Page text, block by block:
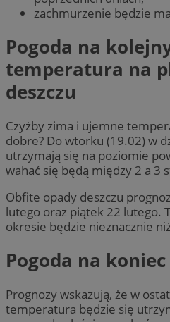
zachmurzenie będzie
Pogoda na
temperatura na
deszczu
Czyżby zima i ujemne
dobre? Do wtorku (19.02) w
utrzymają się na poziomie
wahać się będą między 2 a 3
Obfite opady deszczu
lutego oraz piątek 22 lutego.
okresie będzie nieznacznie
Pogoda na
Prognozy wskazują, że w
temperatura będzie się